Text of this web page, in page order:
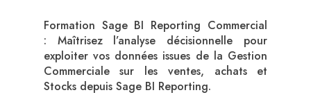
Formation Sage BI Reporting Commercial
: Maîtrisez l’analyse décisionnelle pour
exploiter vos données issues de la Gestion
Commerciale sur les ventes, achats et
Stocks depuis Sage BI Reporting.